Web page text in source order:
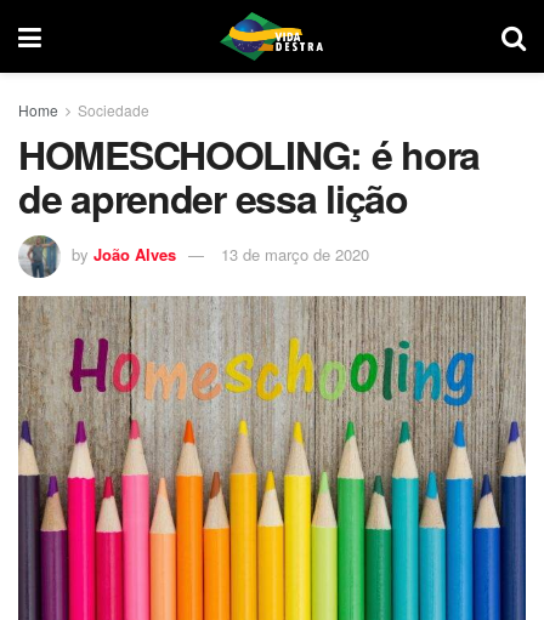
Home Sociedade
HOMESCHOOLING: é hora
de aprender essa lição
by João Alves 13 de março de 2020